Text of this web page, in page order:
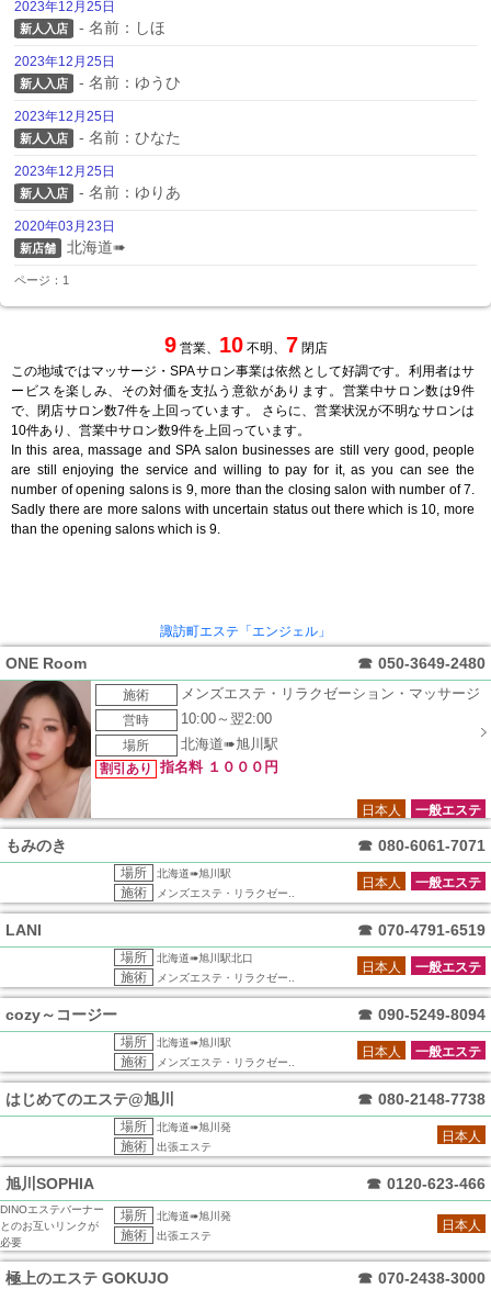
2023年12月25日
新人入店 - 名前：しほ
2023年12月25日
新人入店 - 名前：ゆうひ
2023年12月25日
新人入店 - 名前：ひなた
2023年12月25日
新人入店 - 名前：ゆりあ
2020年03月23日
新店舗 北海道➠
ページ：1
9営業、 10不明、 7 閉店
この地域ではマッサージ・SPAサロン事業は依然として好調です。利用者はサ
ービスを楽しみ、その対価を支払う意欲があります。営業中サロン数は9件
で、閉店サロン数7件を上回っています。 さらに、営業状況が不明なサロンは
10件あり、営業中サロン数9件を上回っています。
In this area, massage and SPA salon businesses are still very good, people
are still enjoying the service and willing to pay for it, as you can see the
number of opening salons is 9, more than the closing salon with number of 7.
Sadly there are more salons with uncertain status out there which is 10, more
than the opening salons which is 9.
諏訪町エステ「エンジェル」
ONE Room ☎ 050-3649-2480
施術
メンズエステ・リラクゼーション・マッサージ
営時
10:00～翌2:00
場所
北海道➠旭川駅
割引あり
指名料 １０００円
一般エステ
日本人
もみのき ☎ 080-6061-7071
場所 北海道➠旭川駅
施術 メンズエステ・リラクゼー..
一般エステ
日本人
LANI ☎ 070-4791-6519
場所 北海道➠旭川駅北口
施術 メンズエステ・リラクゼー..
一般エステ
日本人
cozy～コージー ☎ 090-5249-8094
場所 北海道➠旭川駅
施術 メンズエステ・リラクゼー..
一般エステ
日本人
はじめてのエステ@旭川 ☎ 080-2148-7738
場所 北海道➠旭川発
施術 出張エステ
日本人
旭川SOPHIA ☎ 0120-623-466
DINOエステバーナー
とのお互いリンクが
必要
場所 北海道➠旭川発
施術 出張エステ
日本人
極上のエステ GOKUJO ☎ 070-2438-3000